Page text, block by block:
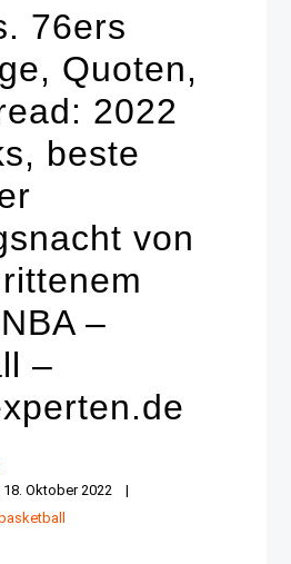
76ers
Quoten,
2022
beste
von
–
–
18. Oktober 2022
basketball